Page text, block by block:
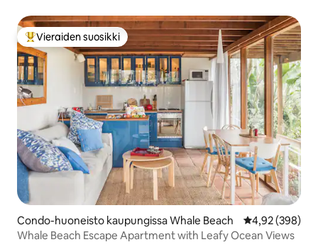
Vieraiden suosikkien parhaimmistoa
Vieraiden suosikki
Condo-huoneisto kaupungissa Whale Beach
4,92 (398)
Whale Beach Escape Apartment with Leafy Ocean Views